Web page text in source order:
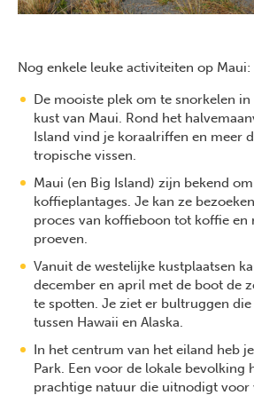
Nog enkele leuke activiteiten op Maui:
De mooiste plek om te snorkelen
kust van Maui. Rond het
Island vind je koraalriffen en meer
tropische vissen.
Maui (en Big Island) zijn bekend
koffieplantages. Je kan ze
proces van koffieboon tot koffie
proeven.
Vanuit de westelijke kustplaatsen
december en april met de boot de
te spotten. Je ziet er bultruggen
tussen Hawaii en Alaska.
In het centrum van het eiland heb
Park. Een voor de lokale bevolking
prachtige natuur die uitnodigt voor